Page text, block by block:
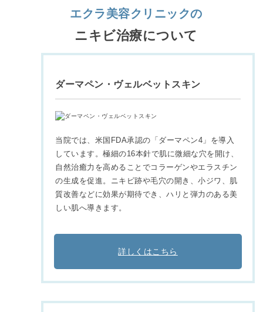
エクラ美容クリニックの
ニキビ治療について
ダーマペン・ヴェルベットスキン
当院では、米国FDA承認の「ダーマペン4」を導入
しています。極細の16本針で肌に微細な穴を開け、
自然治癒力を高めることでコラーゲンやエラスチン
の生成を促進。ニキビ跡や毛穴の開き、小ジワ、肌
質改善などに効果が期待でき、ハリと弾力のある美
しい肌へ導きます。
詳しくはこちら